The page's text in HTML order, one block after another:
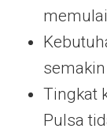
Tingkat
Pulsa